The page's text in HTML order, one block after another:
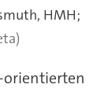
HMH;
orientierten